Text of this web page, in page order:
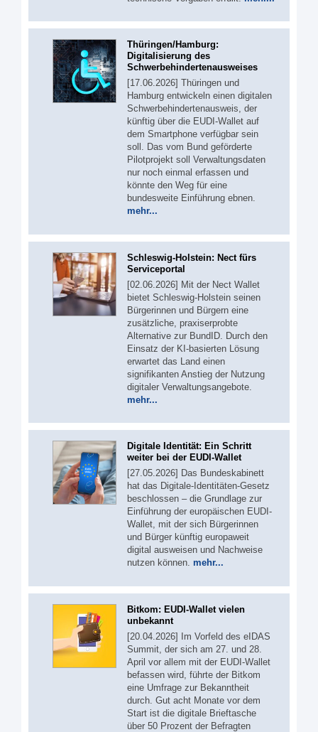
Thüringen/Hamburg:
Digitalisierung des
Schwerbehindertenausweises
[17.06.2026] Thüringen und
Hamburg entwickeln einen digitalen
Schwerbehindertenausweis, der
künftig über die EUDI-Wallet auf
dem Smartphone verfügbar sein
soll. Das vom Bund geförderte
Pilotprojekt soll Verwaltungsdaten
nur noch einmal erfassen und
könnte den Weg für eine
bundesweite Einführung ebnen.
mehr...
Schleswig-Holstein: Nect fürs
Serviceportal
[02.06.2026] Mit der Nect Wallet
bietet Schleswig-Holstein seinen
Bürgerinnen und Bürgern eine
zusätzliche, praxiserprobte
Alternative zur BundID. Durch den
Einsatz der KI-basierten Lösung
erwartet das Land einen
signifikanten Anstieg der Nutzung
digitaler Verwaltungsangebote.
mehr...
Digitale Identität: Ein Schritt
weiter bei der EUDI-Wallet
[27.05.2026] Das Bundeskabinett
hat das Digitale-Identitäten-Gesetz
beschlossen – die Grundlage zur
Einführung der europäischen EUDI-
Wallet, mit der sich Bürgerinnen
und Bürger künftig europaweit
digital ausweisen und Nachweise
nutzen können. mehr...
Bitkom: EUDI-Wallet vielen
unbekannt
[20.04.2026] Im Vorfeld des eIDAS
Summit, der sich am 27. und 28.
April vor allem mit der EUDI-Wallet
befassen wird, führte der Bitkom
eine Umfrage zur Bekanntheit
durch. Gut acht Monate vor dem
Start ist die digitale Brieftasche
über 50 Prozent der Befragten